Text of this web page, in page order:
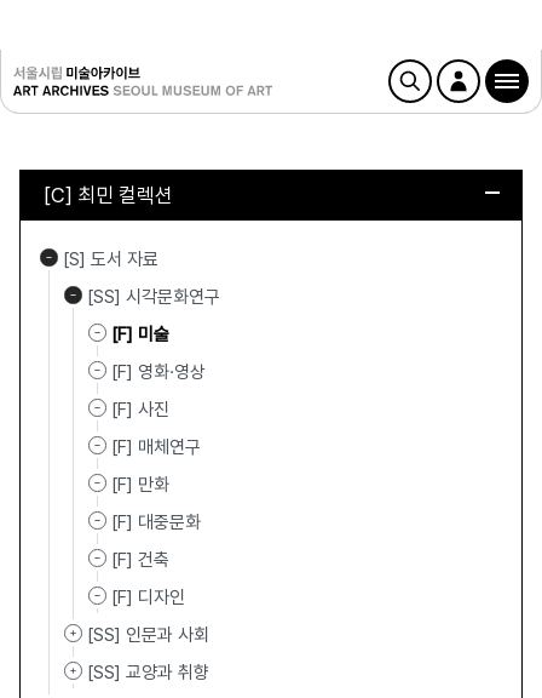
[C] 최민 컬렉션
[S] 도서 자료
[SS] 시각문화연구
[F] 미술
[F] 영화·영상
[F] 사진
[F] 매체연구
[F] 만화
[F] 대중문화
[F] 건축
[F] 디자인
[SS] 인문과 사회
[SS] 교양과 취향